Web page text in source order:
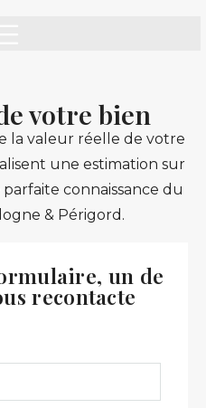
votre bien
la valeur réelle de votre
une estimation sur
connaissance du
& Périgord.
un de
recontacte